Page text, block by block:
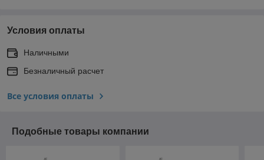
Условия оплаты
Наличными
Безналичный расчет
Все условия оплаты
Подобные товары компании